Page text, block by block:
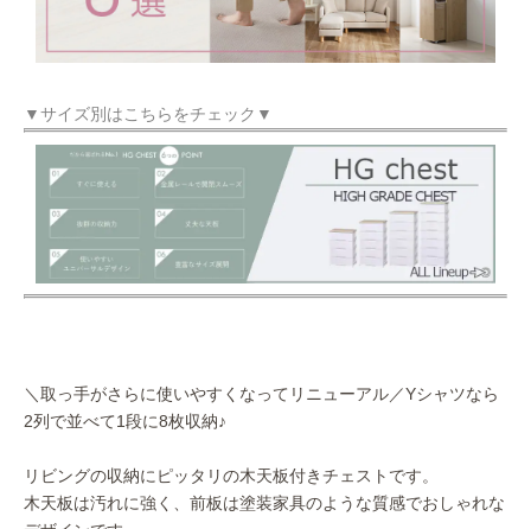
▼サイズ別はこちらをチェック▼
＼取っ手がさらに使いやすくなってリニューアル／Yシャツなら
2列で並べて1段に8枚収納♪
リビングの収納にピッタリの木天板付きチェストです。
木天板は汚れに強く、前板は塗装家具のような質感でおしゃれな